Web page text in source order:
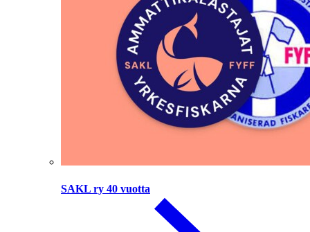
SAKL ry 40 vuotta